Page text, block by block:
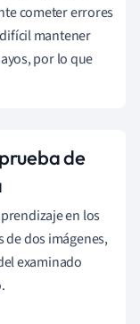
cometer errores
mantener
por lo que
de
en los
dos imágenes,
examinado